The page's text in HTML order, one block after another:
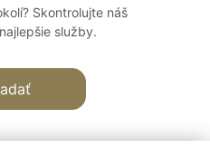
Skontrolujte náš
služby.